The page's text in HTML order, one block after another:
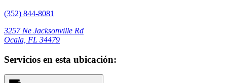
(352) 844-8081
3257 Ne Jacksonville Rd
Ocala, FL 34479
Servicios en esta ubicación: